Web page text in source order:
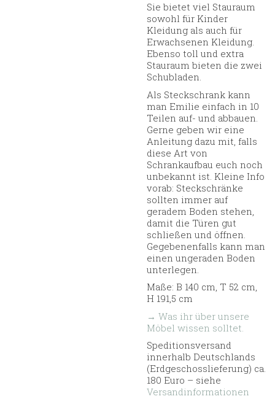
Sie bietet viel Stauraum
sowohl für Kinder
Kleidung als auch für
Erwachsenen Kleidung.
Ebenso toll und extra
Stauraum bieten die zwei
Schubladen.
Als Steckschrank kann
man Emilie einfach in 10
Teilen auf- und abbauen.
Gerne geben wir eine
Anleitung dazu mit, falls
diese Art von
Schrankaufbau euch noch
unbekannt ist. Kleine Info
vorab: Steckschränke
sollten immer auf
geradem Boden stehen,
damit die Türen gut
schließen und öffnen.
Gegebenenfalls kann man
einen ungeraden Boden
unterlegen.
Maße: B 140 cm, T 52 cm,
H 191,5 cm
→ Was ihr über unsere
Möbel wissen solltet.
Speditionsversand
innerhalb Deutschlands
(Erdgeschosslieferung) ca.
180 Euro – siehe
Versandinformationen